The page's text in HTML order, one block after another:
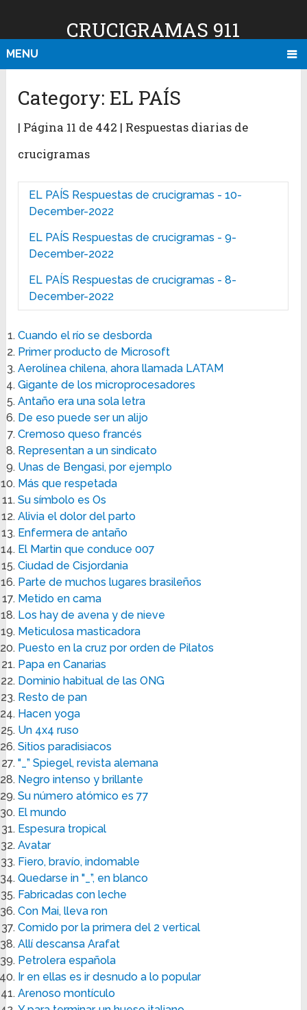
CRUCIGRAMAS 911
MENU
Category: EL PAÍS
| Página 11 de 442 | Respuestas diarias de
crucigramas
EL PAÍS Respuestas de crucigramas - 10-
December-2022
EL PAÍS Respuestas de crucigramas - 9-
December-2022
EL PAÍS Respuestas de crucigramas - 8-
December-2022
Cuando el río se desborda
Primer producto de Microsoft
Aerolínea chilena, ahora llamada LATAM
Gigante de los microprocesadores
Antaño era una sola letra
De eso puede ser un alijo
Cremoso queso francés
Representan a un sindicato
Unas de Bengasi, por ejemplo
Más que respetada
Su símbolo es Os
Alivia el dolor del parto
Enfermera de antaño
El Martin que conduce 007
Ciudad de Cisjordania
Parte de muchos lugares brasileños
Metido en cama
Los hay de avena y de nieve
Meticulosa masticadora
Puesto en la cruz por orden de Pilatos
Papa en Canarias
Dominio habitual de las ONG
Resto de pan
Hacen yoga
Un 4x4 ruso
Sitios paradisiacos
"_” Spiegel, revista alemana
Negro intenso y brillante
Su número atómico es 77
El mundo
Espesura tropical
Avatar
Fiero, bravío, indomable
Quedarse in "_”, en blanco
Fabricadas con leche
Con Mai, lleva ron
Comido por la primera del 2 vertical
Allí descansa Arafat
Petrolera española
Ir en ellas es ir desnudo a lo popular
Arenoso montículo